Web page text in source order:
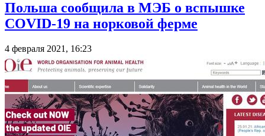
Польша сообщила в МЭБ о вспышке
COVID-19 на норковой ферме
4 февраля 2021, 16:23